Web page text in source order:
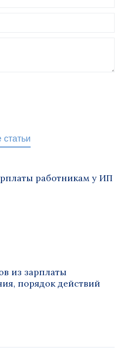
работникам у ИП
из зарплаты
порядок действий